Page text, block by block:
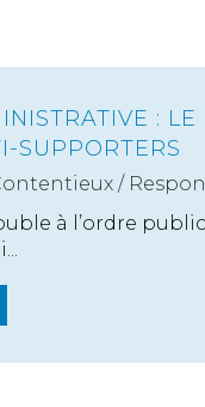
: LE
SUPPORTERS
/
à l’ordre